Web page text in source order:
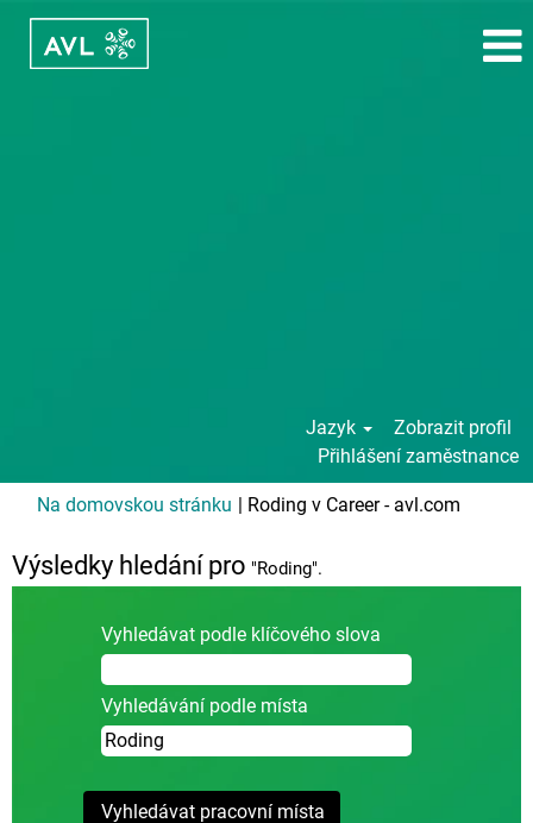
Jazyk
Zobrazit profil
Přihlášení zaměstnance
Na domovskou stránku | Roding v Career - avl.com
Výsledky hledání pro "Roding".
Vyhledávat podle klíčového slova
Vyhledávání podle místa